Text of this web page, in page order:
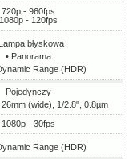
720p - 960fps
1080p - 120fps
błyskowa
• Panorama
Range (HDR)
Pojedynczy
26mm (wide), 1/2.8", 0.8µm
1080p - 30fps
Range (HDR)